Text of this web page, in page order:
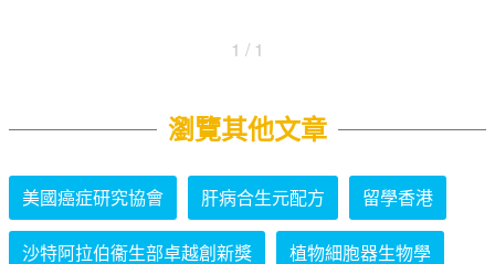
1 / 1
瀏覽其他文章
美國癌症研究協會 肝病合生元配方 留學香港
沙特阿拉伯衞生部卓越創新獎 植物細胞器生物學